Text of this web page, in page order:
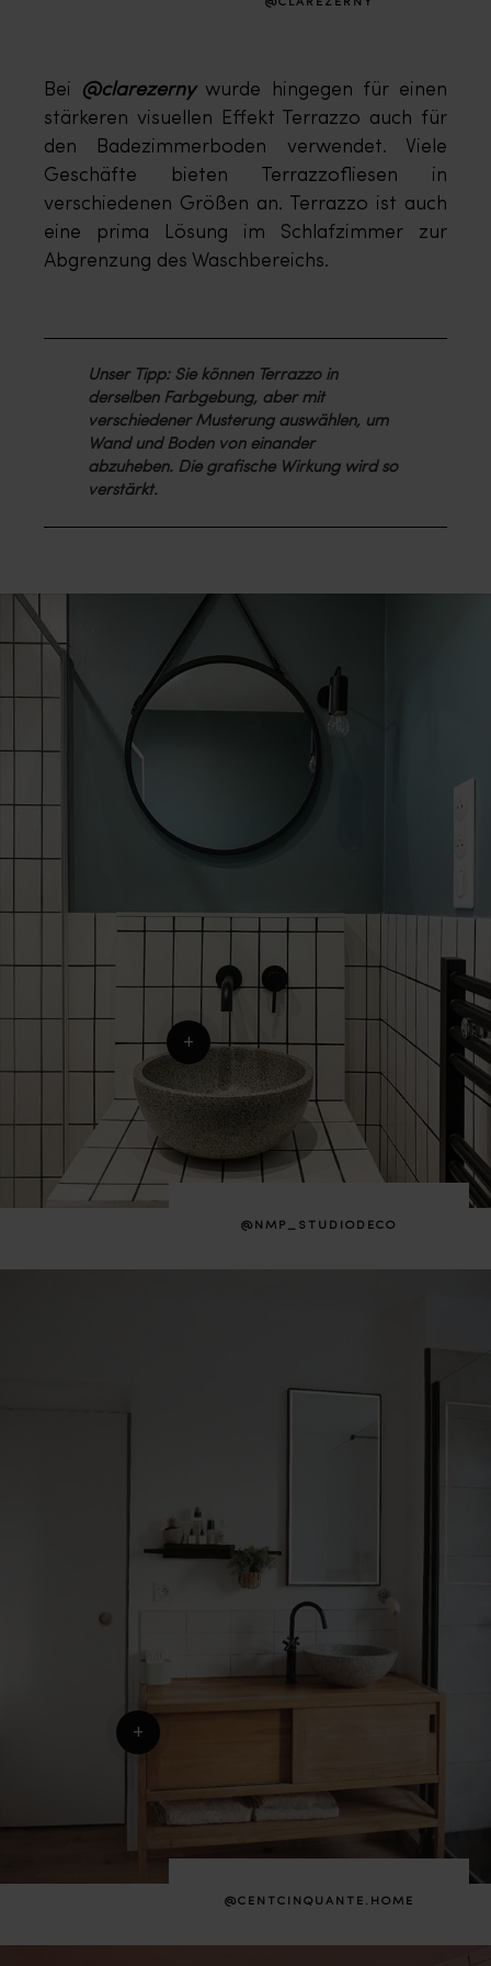
Bei @clarezernywurde hingegen für einen
stärkeren visuellen Effekt Terrazzo auch für
den Badezimmerboden verwendet. Viele
Geschäfte bieten Terrazzofliesen in
verschiedenen Größen an. Terrazzo ist auch
eine prima Lösung im Schlafzimmer zur
Abgrenzung des Waschbereichs.
Unser Tipp: Sie können Terrazzo in
derselben Farbgebung, aber mit
verschiedener Musterung auswählen, um
Wand und Boden von einander
abzuheben. Die grafische Wirkung wird so
verstärkt.
+
@NMP_STUDIODECO
+
@CENTCINQUANTE.HOME